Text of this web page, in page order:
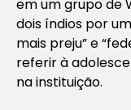
em um grupo de
dois índios por
mais preju” e
referir à
na instituição.